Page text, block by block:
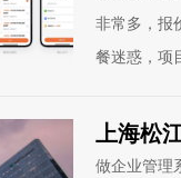
非常多，报
餐迷惑，项
上海松
做企业管理